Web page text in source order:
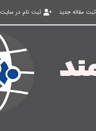
ثبت مقاله جدید ثبت نام در سایت